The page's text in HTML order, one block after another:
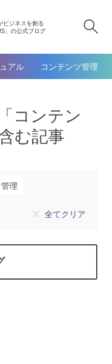
ビジネスを創る
」の公式ブログ
アル コンテンツ管理
コンテン
む記事
理
全てクリア